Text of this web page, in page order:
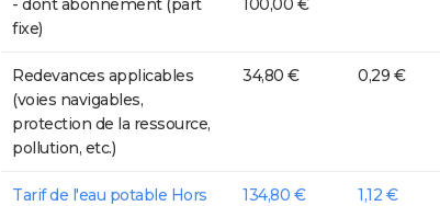
- dont abonnement (part
fixe)
100,00 €
Redevances applicables
(voies navigables,
protection de la ressource,
pollution, etc.)
34,80 € 0,29 €
Tarif de l'eau potable Hors
134,80 € 1,12 €